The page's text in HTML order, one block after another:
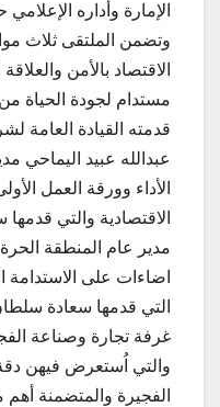
الإمارة وأداره
وتضمن الملتقى ثلاث
الاقتصاد بالأمن
مستدام لجودة الحياة
قدمته القيادة العامة
عبدالله عبيد اليماحي
الأداء وورقة العمل
الاقتصادية والتي
مدير عام المنطقة الحرة
اضاءات على الاستدامة
التي قدمها سعادة
غرفة تجارة وصناعة
والتي اُستعرض فيهن
الفجيرة والمتضمنة